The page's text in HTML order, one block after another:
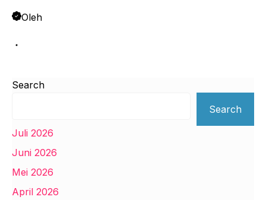
Oleh
Search
Search
Juli 2026
Juni 2026
Mei 2026
April 2026